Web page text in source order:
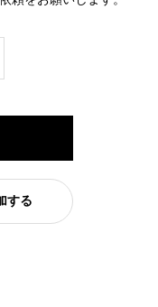
する